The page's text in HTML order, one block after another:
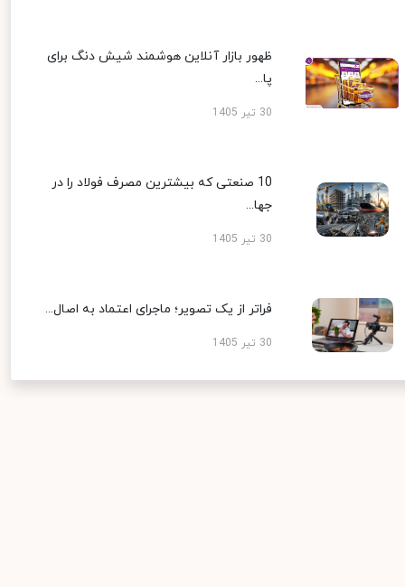
ظهور بازار آنلاین هوشمند شیش دنگ برای
پا...
30 تیر 1405
10 صنعتی که بیشترین مصرف فولاد را در
جها...
30 تیر 1405
فراتر از یک تصویر؛ ماجرای اعتماد به اصال...
30 تیر 1405